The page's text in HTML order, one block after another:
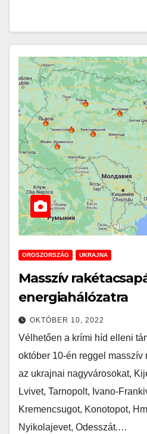
OROSZORSZÁG UKRAJNA
Masszív
energiahálózatra
OKTÓBER 10, 2022
Vélhetően a krími híd elleni
október 10-én reggel masszív
az ukrajnai nagyvárosokat,
Lvivet, Tarnopolt, Ivano-
Kremencsugot, Konotopot,
Nyikolajevet, Odesszát.…